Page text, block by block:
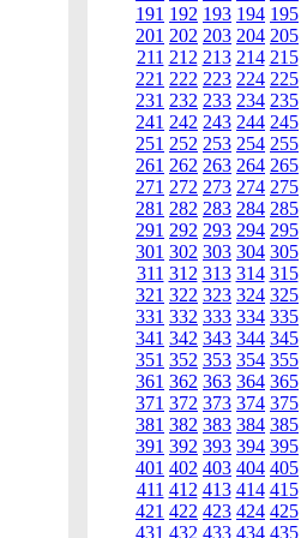
191 192 193 194 195
201 202 203 204 205
211 212 213 214 215
221 222 223 224 225
231 232 233 234 235
241 242 243 244 245
251 252 253 254 255
261 262 263 264 265
271 272 273 274 275
281 282 283 284 285
291 292 293 294 295
301 302 303 304 305
311 312 313 314 315
321 322 323 324 325
331 332 333 334 335
341 342 343 344 345
351 352 353 354 355
361 362 363 364 365
371 372 373 374 375
381 382 383 384 385
391 392 393 394 395
401 402 403 404 405
411 412 413 414 415
421 422 423 424 425
431 432 433 434 435